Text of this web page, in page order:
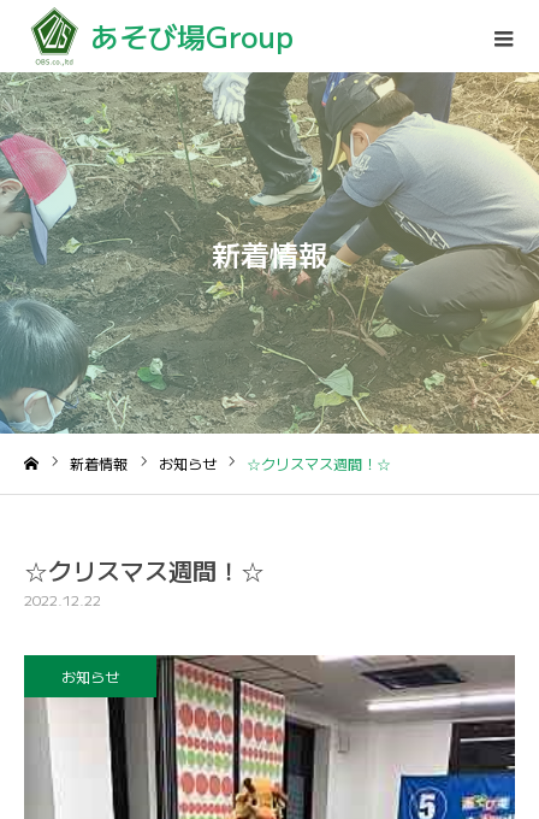
あそび場Group
新着情報
新着情報 お知らせ ☆クリスマス週間！☆
☆クリスマス週間！☆
2022.12.22
お知らせ